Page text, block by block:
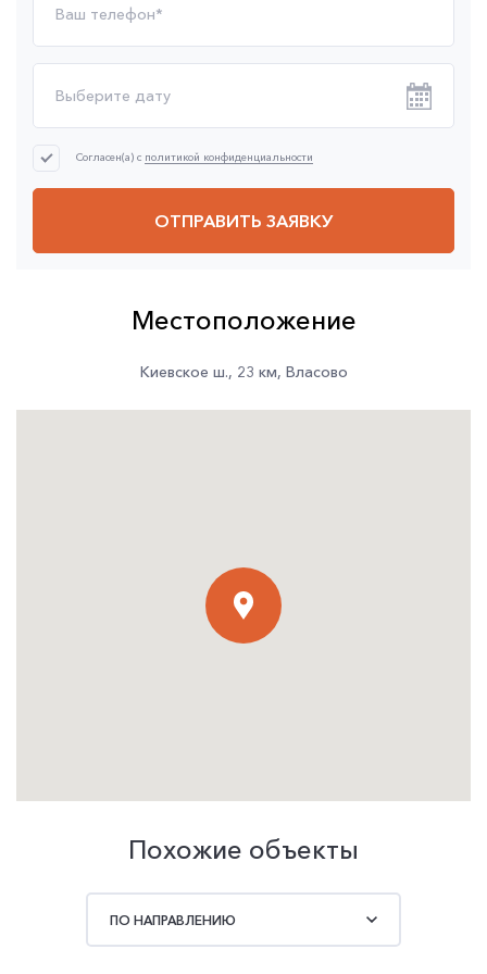
Согласен(а) с политикой конфиденциальности
ОТПРАВИТЬ ЗАЯВКУ
Местоположение
Киевское ш., 23 км, Власово
Похожие объекты
ПО НАПРАВЛЕНИЮ